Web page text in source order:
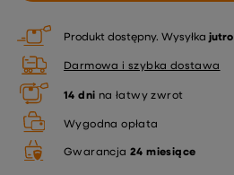
Produkt dostępny Wysyłka jutro
Darmowa i szybka dostawa
14 dni na łatwy zwrot
Wygodna opłata
Gwarancja 24 miesiące